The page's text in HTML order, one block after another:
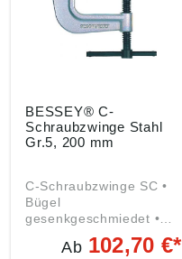
BESSEY® C-
Schraubzwinge Stahl
Gr.5, 200 mm
C-Schraubzwinge SC •
Bügel
gesenkgeschmiedet •
Knebelgriff • Spindel
brüniert • Einsatz
Ab 102,70 €*